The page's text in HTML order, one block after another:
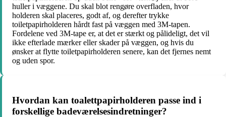
huller i væggene. Du skal blot rengøre overfladen, hvor
holderen skal placeres, godt af, og derefter trykke
toiletpapirholderen hårdt fast på væggen med 3M-tapen.
Fordelene ved 3M-tape er, at det er stærkt og pålideligt, det vil
ikke efterlade mærker eller skader på væggen, og hvis du
ønsker at flytte toiletpapirholderen senere, kan det fjernes nemt
og uden spor.
Hvordan kan toalettpapirholderen passe ind i
forskellige badeværelsesindretninger?